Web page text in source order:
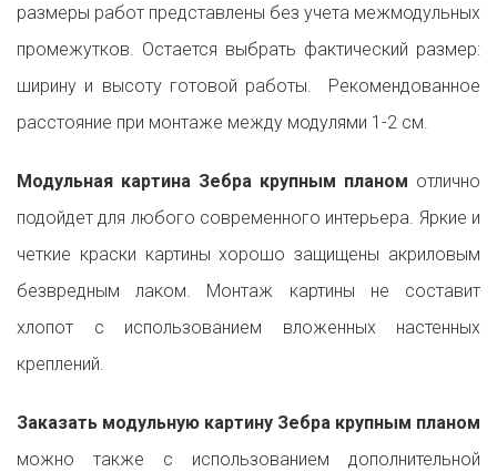
размеры работ представлены без учета межмодульных
промежутков. Остается выбрать фактический размер:
ширину и высоту готовой работы. Рекомендованное
расстояние при монтаже между модулями 1-2 см.
Модульная картина Зебра крупным планом отлично
подойдет для любого современного интерьера. Яркие и
четкие краски картины хорошо защищены акриловым
безвредным лаком. Монтаж картины не составит
хлопот с использованием вложенных настенных
креплений.
Заказать модульную картину Зебра крупным планом
можно также с использованием дополнительной